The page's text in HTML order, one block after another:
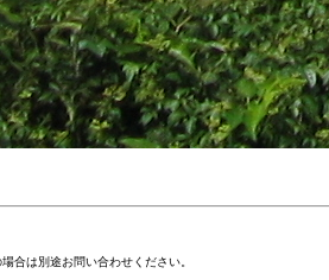
合は別途お問い合わせください。